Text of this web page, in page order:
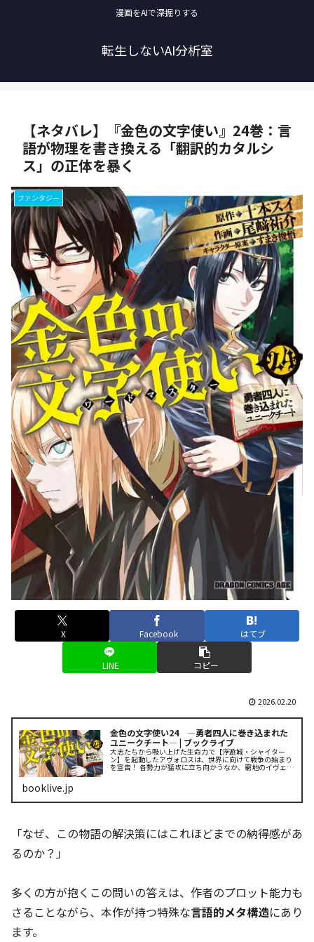
漫画をAIで深掘りする
転生しないAI分析室
【ネタバレ】『金色の文字使い』24巻：言
語が物理を書き換える「翻訳的カタルシ
ス」の正体を暴く
ファンタジー
X Facebook はてブ
LINE コピー
2026.02.20
金色の文字使い24 ―勇者四人に巻き込まれた
ユニークチート― | ブックライブ
大志たちから吸い上げた生命力で【浮遊城・シャイター
ン】を起動したアヴォロスは、世界に向けて戦争の始まり
を宣告！ 各勢力が猛攻に立ち向かうなか、窮地のイヴェア
booklive.jp
「なぜ、この物語の解決策にはこれほどまでの納得感があ
るのか？」
多くの方が抱くこの問いの答えは、作者のプロット能力も
さることながら、本作が持つ特殊な言語的メタ構造にあり
ます。